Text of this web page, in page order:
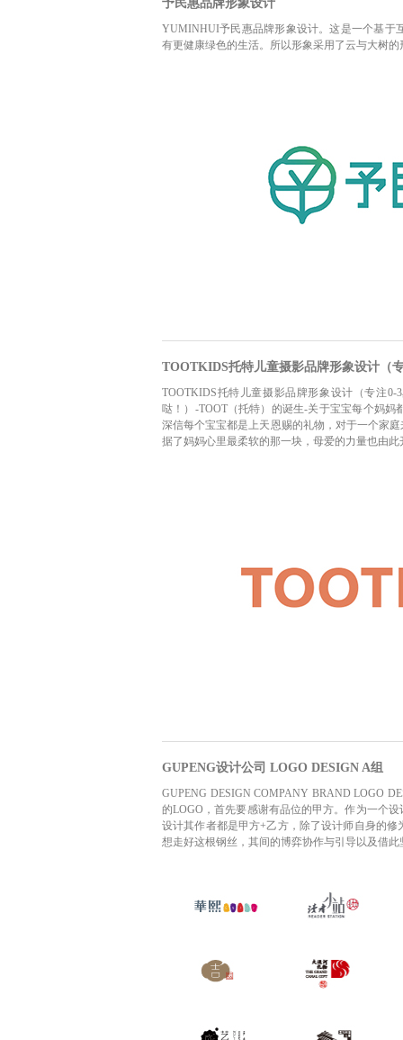
予民惠品牌形象设计
YUMINHUI予民惠品牌形象设计。这是一个基于
有更健康绿色的生活。所以形象采用了云与大树
TOOTKIDS托特儿童摄影品牌形象设计（
TOOTKIDS托特儿童摄影品牌形象设计（专注
哒！）-TOOT（托特）的诞生-关于宝宝每个妈
深信每个宝宝都是上天恩赐的礼物，对于一个家
据了妈妈心里最柔软的那一块，母爱的力量也由
GUPENG设计公司 LOGO DESIGN A组
GUPENG DESIGN COMPANY BRAND LOGO
的LOGO，首先要感谢有品位的甲方。作为一个
设计其作者都是甲方+乙方，除了设计师自身的
想走好这根钢丝，其间的博弈协作与引导以及借此